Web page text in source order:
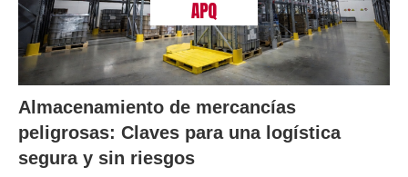
Almacenamiento de mercancías
peligrosas: Claves para una logística
segura y sin riesgos